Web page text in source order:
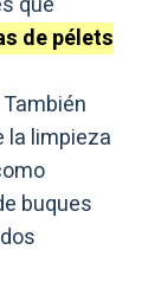
de pélets
la limpieza
buques